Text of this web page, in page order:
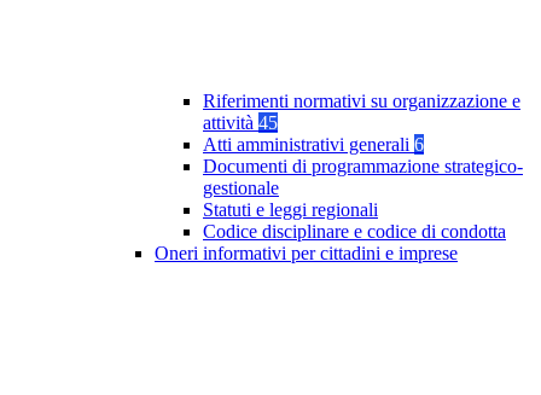
Riferimenti normativi su organizzazione e
attività 45
Atti amministrativi generali 6
Documenti di programmazione strategico-
gestionale
Statuti e leggi regionali
Codice disciplinare e codice di condotta
Oneri informativi per cittadini e imprese